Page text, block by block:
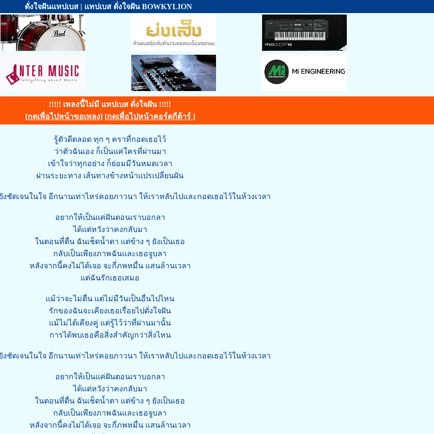
ดั่งใจฝันแทปเบส | แทปเบส ดั่งใจฝัน BOWKYLION
!!!!! เพลงนี้ไม่มี แทปเบส ดั่งใจฝัน !!!!!
[กดเพื่อไปหน้าขอเพลง] [กดเพื่อไปหน้าคอร์ดกีต้าร์ ]
รู้ตัวดีตลอด ทุก ๆ คราที่กอดเธอไว้
ว่าตัวฉันเอง ก็เป็นแค่ใครที่ผ่านมา
เข้าใจว่าทุกอย่าง ก็ย่อมมีวันหมดเวลา
ผ่านระยะทาง เส้นทางข้างหน้าแปรเปลี่ยนผัน
ชัดเจนในใจ อีกนานเท่าไหร่คอยภาวนา ให้เราหลับไปและกอดเธอไว้ในห้วงเวลา
อยากให้เป็นแค่ฝันตอนเราบอกลา
ได้แต่หวังว่าคงกลับมา
ในตอนที่ตื่น ฉันเช็ดน้ำตา แต่ข้าง ๆ ยังเป็นเธอ
กลับเป็นเพียงภาพฉันและเธอจูบลา
หลังจากนี้คงไม่ได้เจอ จะกี่ภพหมื่น แสนล้านเวลา
แต่ฉันรักเธอเสมอ
แม้ว่าจะไม่ตื่น แต่ไม่มีวันเป็นอื่นไปไหน
รักของฉันจะเคียงเธอเรื่อยไปดั่งใจฝัน
แม้ไม่ได้เคียงคู่ แต่รู้ไว้ว่าที่ผ่านมานั้น
การได้พบเธอคือสิ่งสำคัญกว่าสิ่งไหน
ชัดเจนในใจ อีกนานเท่าไหร่คอยภาวนา ให้เราหลับไปและกอดเธอไว้ในห้วงเวลา
อยากให้เป็นแค่ฝันตอนเราบอกลา
ได้แต่หวังว่าคงกลับมา
ในตอนที่ตื่น ฉันเช็ดน้ำตา แต่ข้าง ๆ ยังเป็นเธอ
กลับเป็นเพียงภาพฉันและเธอจูบลา
หลังจากนี้คงไม่ได้เจอ จะกี่ภพหมื่น แสนล้านเวลา